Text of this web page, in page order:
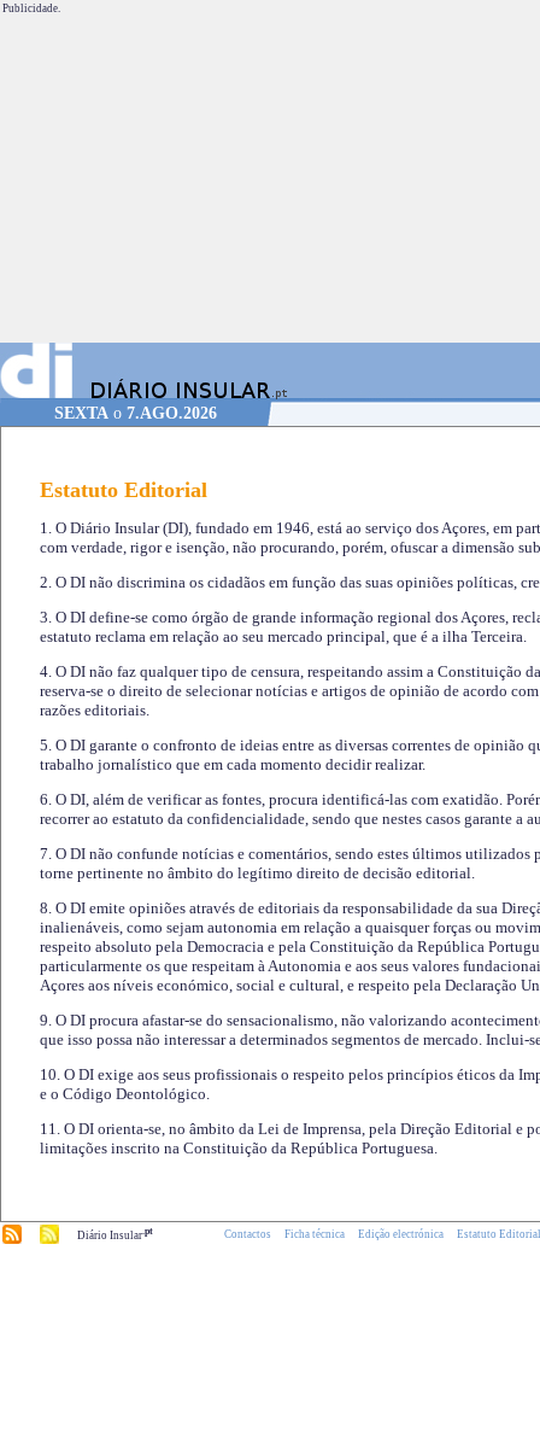
Publicidade.
SEXTA o 7.AGO.2026
Estatuto Editorial
1. O Diário Insular (DI), fundado em 1946, está ao serviço dos Açores, em
com verdade, rigor e isenção, não procurando, porém, ofuscar a dimensão
2. O DI não discrimina os cidadãos em função das suas opiniões políticas,
3. O DI define-se como órgão de grande informação regional dos Açores,
estatuto reclama em relação ao seu mercado principal, que é a ilha Terceira.
4. O DI não faz qualquer tipo de censura, respeitando assim a Constituição
reserva-se o direito de selecionar notícias e artigos de opinião de acordo
razões editoriais.
5. O DI garante o confronto de ideias entre as diversas correntes de opinião
trabalho jornalístico que em cada momento decidir realizar.
6. O DI, além de verificar as fontes, procura identificá-las com exatidão.
recorrer ao estatuto da confidencialidade, sendo que nestes casos garante a
7. O DI não confunde notícias e comentários, sendo estes últimos utilizados
torne pertinente no âmbito do legítimo direito de decisão editorial.
8. O DI emite opiniões através de editoriais da responsabilidade da sua
inalienáveis, como sejam autonomia em relação a quaisquer forças ou
respeito absoluto pela Democracia e pela Constituição da República
particularmente os que respeitam à Autonomia e aos seus valores
Açores aos níveis económico, social e cultural, e respeito pela Declaração
9. O DI procura afastar-se do sensacionalismo, não valorizando
que isso possa não interessar a determinados segmentos de mercado.
10. O DI exige aos seus profissionais o respeito pelos princípios éticos da
e o Código Deontológico.
11. O DI orienta-se, no âmbito da Lei de Imprensa, pela Direção Editorial e
limitações inscrito na Constituição da República Portuguesa.
Diário Insular.pt Contactos Ficha técnica Edição electrónica Estatuto Editorial